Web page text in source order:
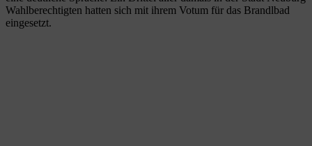
Wahlberechtigten hatten sich mit ihrem Votum für das Brandlbad
eingesetzt.